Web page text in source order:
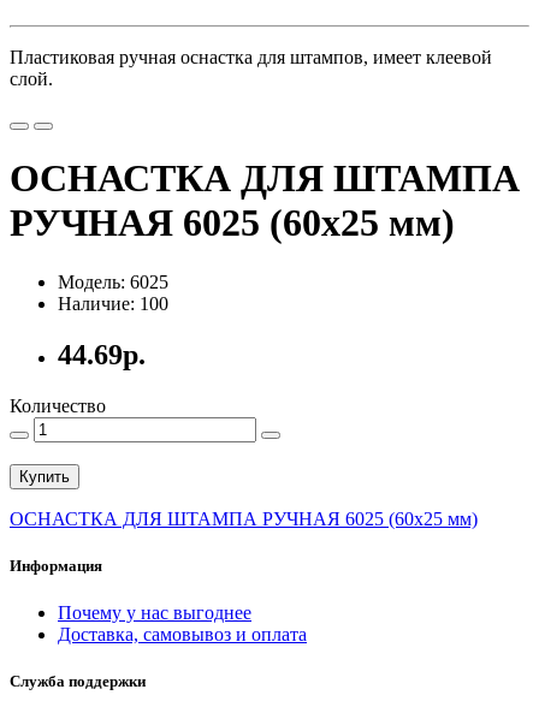
Пластиковая ручная оснастка для штампов, имеет клеевой
слой.
ОСНАСТКА ДЛЯ ШТАМПА
РУЧНАЯ 6025 (60x25 мм)
Модель: 6025
Наличие: 100
44.69р.
Количество
Купить
ОСНАСТКА ДЛЯ ШТАМПА РУЧНАЯ 6025 (60x25 мм)
Информация
Почему у нас выгоднее
Доставка, самовывоз и оплата
Служба поддержки